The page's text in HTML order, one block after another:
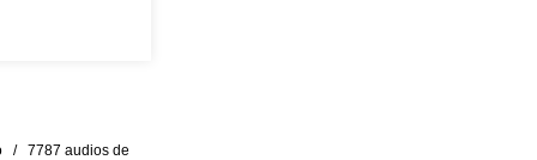
/ 7787 audios de